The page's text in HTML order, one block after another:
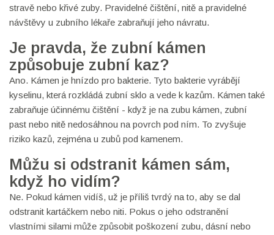
stravě nebo křivé zuby. Pravidelné čištění, nitě a pravidelné
návštěvy u zubního lékaře zabraňují jeho návratu.
Je pravda, že zubní kámen
způsobuje zubní kaz?
Ano. Kámen je hnízdo pro bakterie. Tyto bakterie vyrábějí
kyselinu, která rozkládá zubní sklo a vede k kazům. Kámen také
zabraňuje účinnému čištění - když je na zubu kámen, zubní
past nebo nitě nedosáhnou na povrch pod ním. To zvyšuje
riziko kazů, zejména u zubů pod kamenem.
Můžu si odstranit kámen sám,
když ho vidím?
Ne. Pokud kámen vidíš, už je příliš tvrdý na to, aby se dal
odstranit kartáčkem nebo niti. Pokus o jeho odstranění
vlastními silami může způsobit poškození zubu, dásní nebo